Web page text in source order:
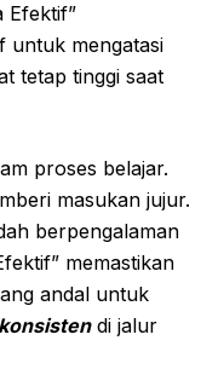
Efektif”
untuk mengatasi
tetap tinggi saat
proses belajar.
masukan jujur.
berpengalaman
memastikan
andal untuk
konsistendi jalur